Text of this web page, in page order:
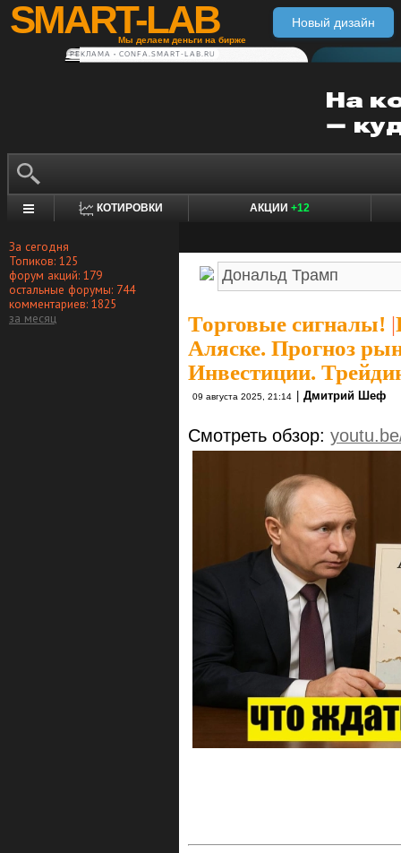
SMART-LAB
Мы делаем деньги на бирже
Новый дизайн
РЕКЛАМА • CONFA.SMART-LAB.RU
КОТИРОВКИ АКЦИИ +12
За сегодня
Топиков: 125
форум акций: 179
остальные форумы: 744
комментариев: 1825
за месяц
Торговые сигналы! |
Аляске. Прогноз
Инвестиции.
09 августа 2025, 21:14 Дмитрий Шеф
Смотреть обзор: